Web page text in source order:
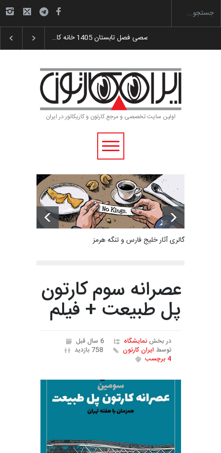
آغاز دوره‌های تخصصی فصل تابستان 1405 خانه کا… و اهدای جوایز سوم…
اولین سایت تخصصی و مرجع کارتون و کاریکاتور در ایران
گالری آثار خلیج فارس و تنگه هرمز
عصرانه سوم کارتون
پل طبیعت + فیلم
در بخشنمایشگاه
6 سال قبل
توسط ایران کارتون
758 بازدید
4 برچسب